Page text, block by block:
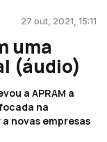
27 out, 2021, 15:11
uma
(áudio)
a APRAM a
na
novas empresas